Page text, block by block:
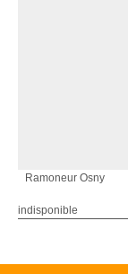
Ramoneur Osny
indisponible